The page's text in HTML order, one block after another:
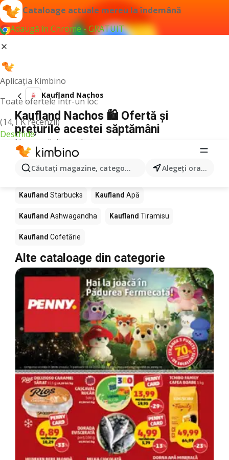
Cataloage actuale mereu la îndemână
Adaugă în Chrome - GRATUIT
Aplicația Kimbino
Toate ofertele într-un loc
(14,1 K recenzii)
Deschide
Căutaţi magazine, categorii, produse... Alegeţi oraşul
Kaufland Nachos
Kaufland Nachos 🛍️ Ofertă și
prețurile acestei săptămâni
Nu am găsit rezultate pentru acest termen.
Alte produse în magazine Kaufland
Kaufland Pizza Kaufland Mango KauflandLEGO
Kaufland Starbucks Kaufland Apă
Kaufland Ashwagandha Kaufland Tiramisu
Kaufland Cofetărie
Alte cataloage din categorie